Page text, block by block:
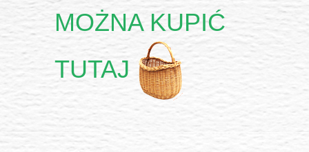
MOŻNA KUPIĆ
TUTAJ